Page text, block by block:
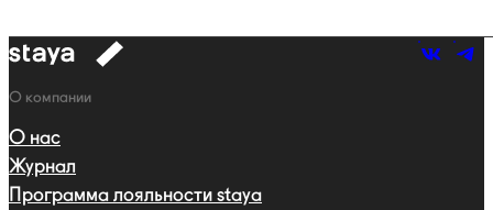
к
Навигация
О компании
О нас
Журнал
Программа лояльности staya